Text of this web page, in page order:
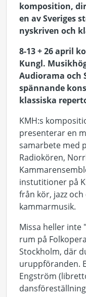
komposition,
en av Sveriges
nyskriven och
8-13 + 26 april
Kungl.
Audiorama och
spännande
klassiska
KMH:s
presenterar en
samarbete med
Radiokören,
instutitioner på
från kör, jazz
kammarmusik.
Missa heller inte
rum på
Stockholm, där
uruppföranden.
Engström